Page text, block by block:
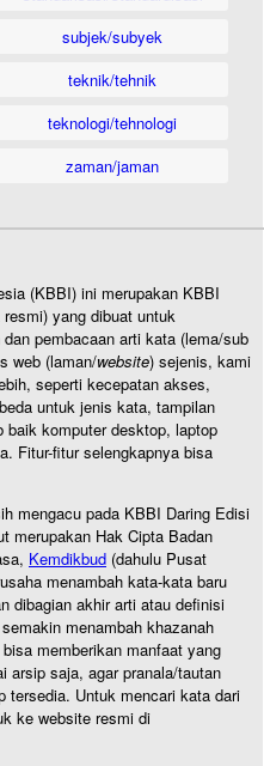
subjek/subyek
teknik/tehnik
teknologi/tehnologi
zaman/jaman
(KBBI) ini merupakan KBBI
yang dibuat untuk
pembacaan arti kata (lema/sub
web (laman/website) sejenis, kami
seperti kecepatan akses,
untuk jenis kata, tampilan
baik komputer desktop, laptop
Fitur-fitur selengkapnya bisa
mengacu pada KBBI Daring Edisi
merupakan Hak Cipta Badan
Kemdikbud (dahulu Pusat
menambah kata-kata baru
dibagian akhir arti atau definisi
menambah khazanah
memberikan manfaat yang
arsip saja, agar pranala/tautan
tersedia. Untuk mencari kata dari
ke website resmi di